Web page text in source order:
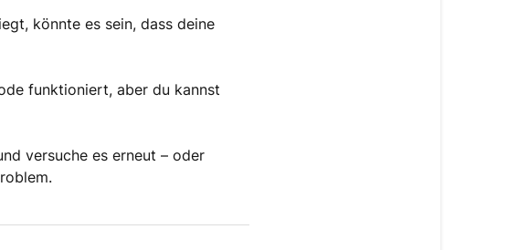
könnte es sein, dass deine
funktioniert, aber du kannst
versuche es erneut – oder